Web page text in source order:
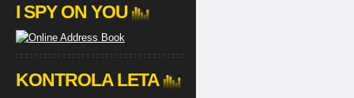
I SPY ON YOU
KONTROLA LETA